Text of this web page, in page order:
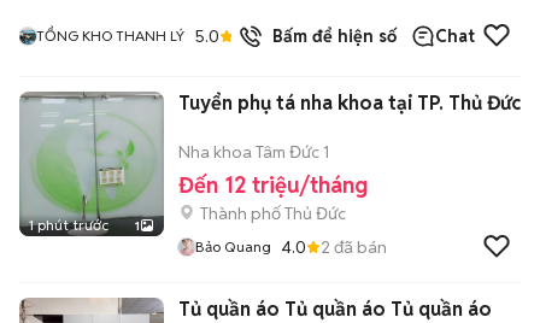
TỔNG KHO THANH LÝ 5.0 21đã bán
Bấm để hiện số Chat
1 phút trước 1
Tuyển phụ tá nha khoa tại TP. Thủ Đức
Nha khoa Tâm Đức 1
Đến 12 triệu/tháng
Thành phố Thủ Đức
Bảo Quang 4.0 2 đã bán
Tủ quần áo Tủ quần áo Tủ quần áo